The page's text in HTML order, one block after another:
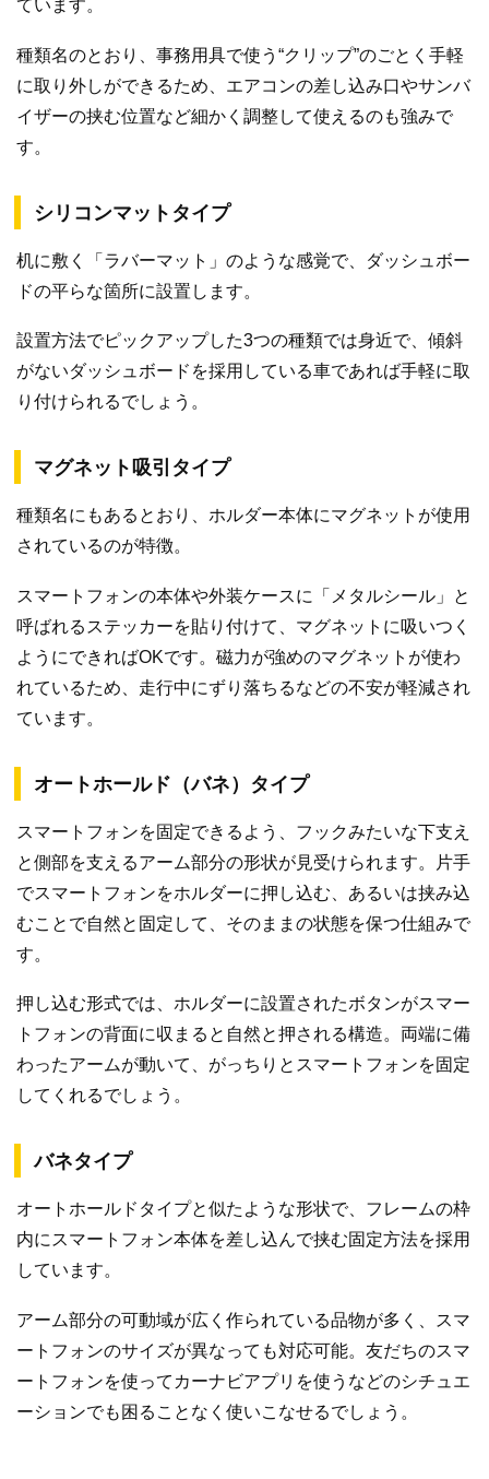
ています。
種類名のとおり、事務用具で使う“クリップ”のごとく手軽
に取り外しができるため、エアコンの差し込み口やサンバ
イザーの挟む位置など細かく調整して使えるのも強みで
す。
シリコンマットタイプ
机に敷く「ラバーマット」のような感覚で、ダッシュボー
ドの平らな箇所に設置します。
設置方法でピックアップした3つの種類では身近で、傾斜
がないダッシュボードを採用している車であれば手軽に取
り付けられるでしょう。
マグネット吸引タイプ
種類名にもあるとおり、ホルダー本体にマグネットが使用
されているのが特徴。
スマートフォンの本体や外装ケースに「メタルシール」と
呼ばれるステッカーを貼り付けて、マグネットに吸いつく
ようにできればOKです。磁力が強めのマグネットが使わ
れているため、走行中にずり落ちるなどの不安が軽減され
ています。
オートホールド（バネ）タイプ
スマートフォンを固定できるよう、フックみたいな下支え
と側部を支えるアーム部分の形状が見受けられます。片手
でスマートフォンをホルダーに押し込む、あるいは挟み込
むことで自然と固定して、そのままの状態を保つ仕組みで
す。
押し込む形式では、ホルダーに設置されたボタンがスマー
トフォンの背面に収まると自然と押される構造。両端に備
わったアームが動いて、がっちりとスマートフォンを固定
してくれるでしょう。
バネタイプ
オートホールドタイプと似たような形状で、フレームの枠
内にスマートフォン本体を差し込んで挟む固定方法を採用
しています。
アーム部分の可動域が広く作られている品物が多く、スマ
ートフォンのサイズが異なっても対応可能。友だちのスマ
ートフォンを使ってカーナビアプリを使うなどのシチュエ
ーションでも困ることなく使いこなせるでしょう。